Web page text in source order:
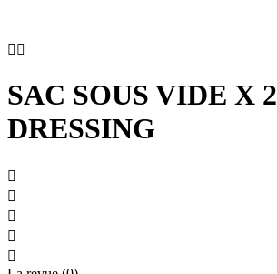
 
SAC SOUS VIDE X 2
DRESSING




